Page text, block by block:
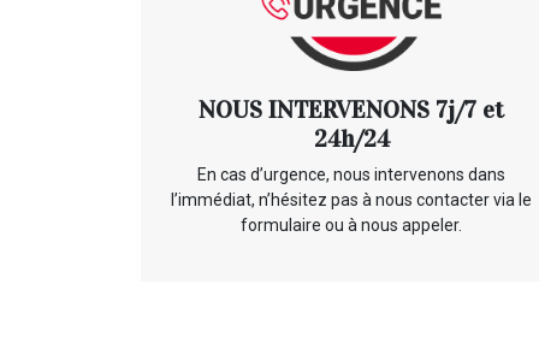
NOUS INTERVENONS 7j/7 et
24h/24
En cas d’urgence, nous intervenons dans
l’immédiat, n’hésitez pas à nous contacter via le
formulaire ou à nous appeler.